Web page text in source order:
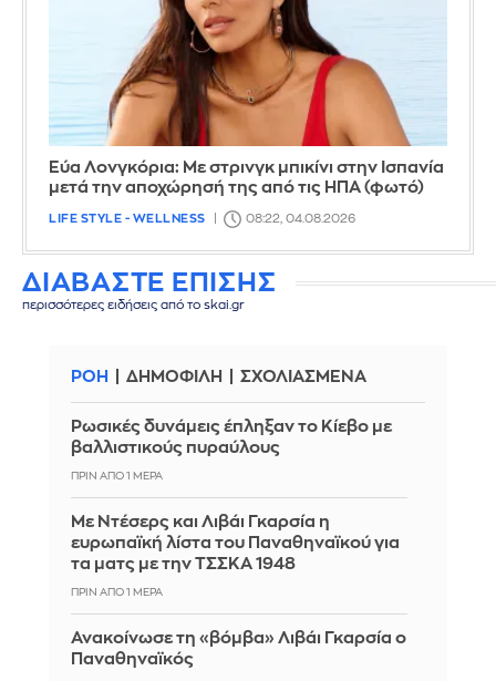
Εύα Λονγκόρια: Με στρινγκ μπικίνι στην Ισπανία
μετά την αποχώρησή της από τις ΗΠΑ (φωτό)
LIFE STYLE - WELLNESS 08:22, 04.08.2026
ΔΙΑΒΑΣΤΕ ΕΠΙΣΗΣ
περισσότερες ειδήσεις από το skai.gr
ΡΟΗ ΔΗΜΟΦΙΛΗ ΣΧΟΛΙΑΣΜΕΝΑ
Ρωσικές δυνάμεις έπληξαν το Κίεβο με
βαλλιστικούς πυραύλους
ΠΡΙΝ ΑΠΌ 1 ΜΈΡΑ
Με Ντέσερς και Λιβάι Γκαρσία η
ευρωπαϊκή λίστα του Παναθηναϊκού για
τα ματς με την ΤΣΣΚΑ 1948
ΠΡΙΝ ΑΠΌ 1 ΜΈΡΑ
Ανακοίνωσε τη «βόμβα» Λιβάι Γκαρσία ο
Παναθηναϊκός